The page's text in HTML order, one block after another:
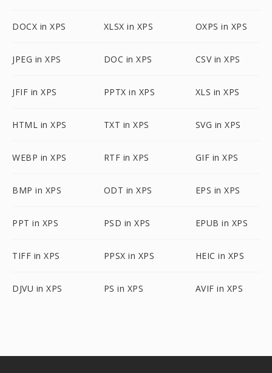
DOCX in XPS XLSX in XPS OXPS in XPS
JPEG in XPS DOC in XPS CSV in XPS
JFIF in XPS PPTX in XPS XLS in XPS
HTML in XPS TXT in XPS SVG in XPS
WEBP in XPS RTF in XPS GIF in XPS
BMP in XPS ODT in XPS EPS in XPS
PPT in XPS PSD in XPS EPUB in XPS
TIFF in XPS PPSX in XPS HEIC in XPS
DJVU in XPS PS in XPS AVIF in XPS